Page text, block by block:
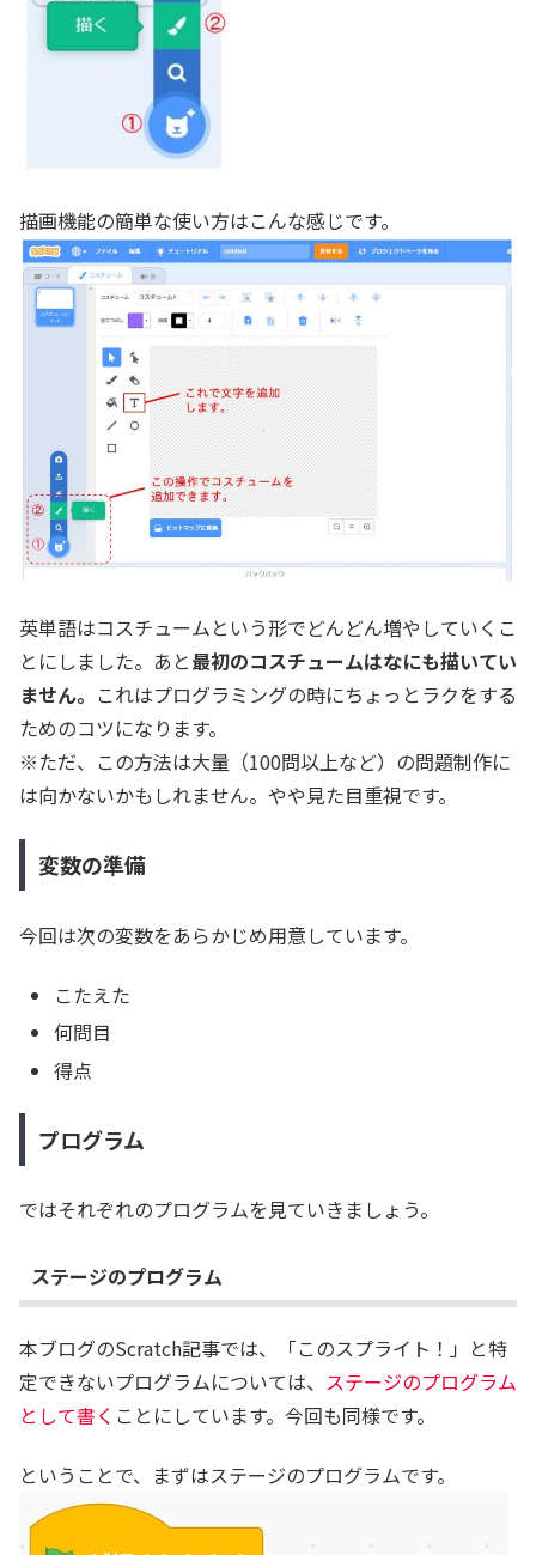
描画機能の簡単な使い方はこんな感じです。
英単語はコスチュームという形でどんどん増やしていくこ
とにしました。あと最初のコスチュームはなにも描いてい
ません。 これはプログラミングの時にちょっとラクをする
ためのコツになります。
※ただ、この方法は大量（100問以上など）の問題制作に
は向かないかもしれません。やや見た目重視です。
変数の準備
今回は次の変数をあらかじめ用意しています。
こたえた
何問目
得点
プログラム
ではそれぞれのプログラムを見ていきましょう。
ステージのプログラム
本ブログのScratch記事では、「このスプライト！」と特
定できないプログラムについては、 ステージのプログラム
として書く ことにしています。今回も同様です。
ということで、まずはステージのプログラムです。